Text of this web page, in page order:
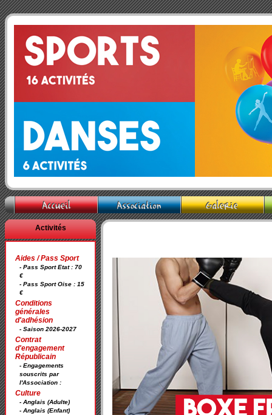
Activités
Aides / Pass Sport
- Pass Sport Etat : 70
€
- Pass Sport Oise : 15
€
Conditions
générales
d'adhésion
- Saison 2026-2027
Contrat
d'engagement
Républicain
- Engagements
souscrits par
l'Association :
Culture
- Anglais (Adulte)
- Anglais (Enfant)